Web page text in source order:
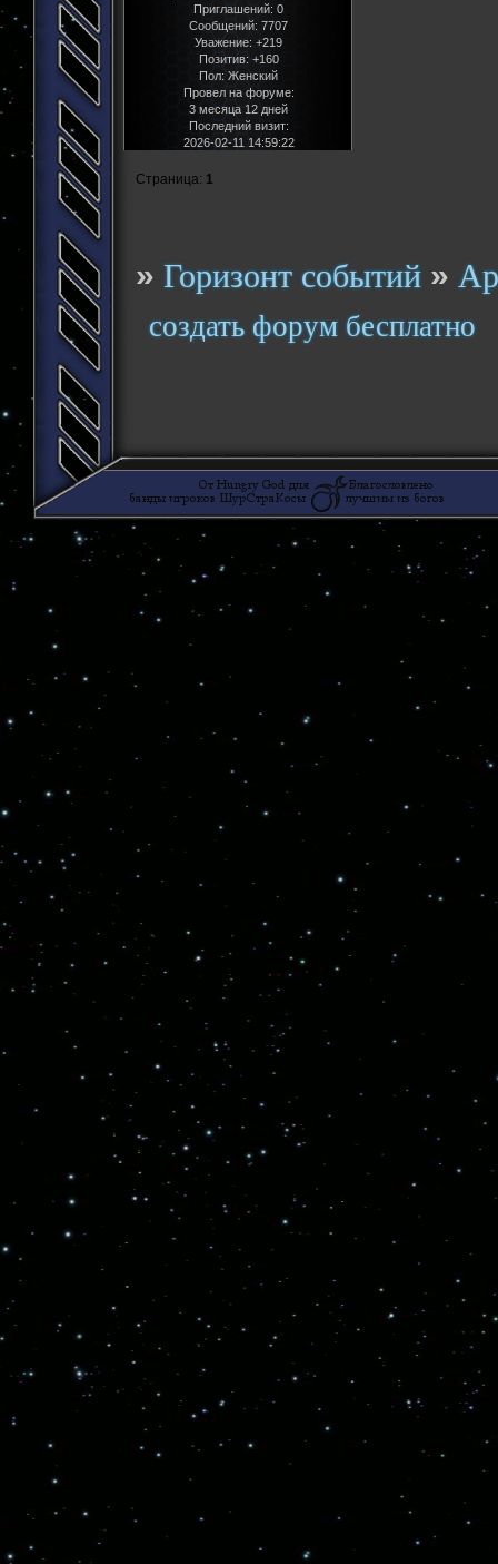
Приглашений: 0
Сообщений: 7707
Уважение: +219
Позитив: +160
Пол:Женский
Провел на форуме:
3 месяца 12 дней
Последний визит:
2026-02-11 14:59:22
Страница: 1
»Горизонт событий »
создать форум бесплатно